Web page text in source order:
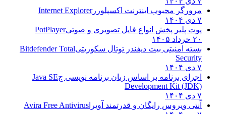
مرورگر محبوب اینترنت اکسپلوررInternet Explorer
پوت پلیر پخش انواع فایل تصویری و صوتیPotPlayer
بسته امنیتی بیت دیفندر توتال سکوریتیBitdefender Total
Security
اجرای برنامه بر اساس زبان برنامه نویسی جJava SE
Development Kit (JDK)
آنتی ویروس رایگان و قدرتمند آویرا Avira Free Antivirus